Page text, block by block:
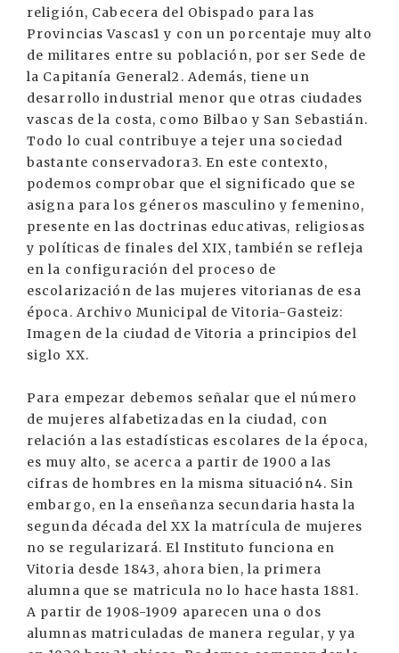
religión, Cabecera del Obispado para las
Provincias Vascas1 y con un porcentaje muy alto
de militares entre su población, por ser Sede de
la Capitanía General2. Además, tiene un
desarrollo industrial menor que otras ciudades
vascas de la costa, como Bilbao y San Sebastián.
Todo lo cual contribuye a tejer una sociedad
bastante conservadora3. En este contexto,
podemos comprobar que el significado que se
asigna para los géneros masculino y femenino,
presente en las doctrinas educativas, religiosas
y políticas de finales del XIX, también se refleja
en la configuración del proceso de
escolarización de las mujeres vitorianas de esa
época. Archivo Municipal de Vitoria-Gasteiz:
Imagen de la ciudad de Vitoria a principios del
siglo XX.
Para empezar debemos señalar que el número
de mujeres alfabetizadas en la ciudad, con
relación a las estadísticas escolares de la época,
es muy alto, se acerca a partir de 1900 a las
cifras de hombres en la misma situación4. Sin
embargo, en la enseñanza secundaria hasta la
segunda década del XX la matrícula de mujeres
no se regularizará. El Instituto funciona en
Vitoria desde 1843, ahora bien, la primera
alumna que se matricula no lo hace hasta 1881.
A partir de 1908-1909 aparecen una o dos
alumnas matriculadas de manera regular, y ya